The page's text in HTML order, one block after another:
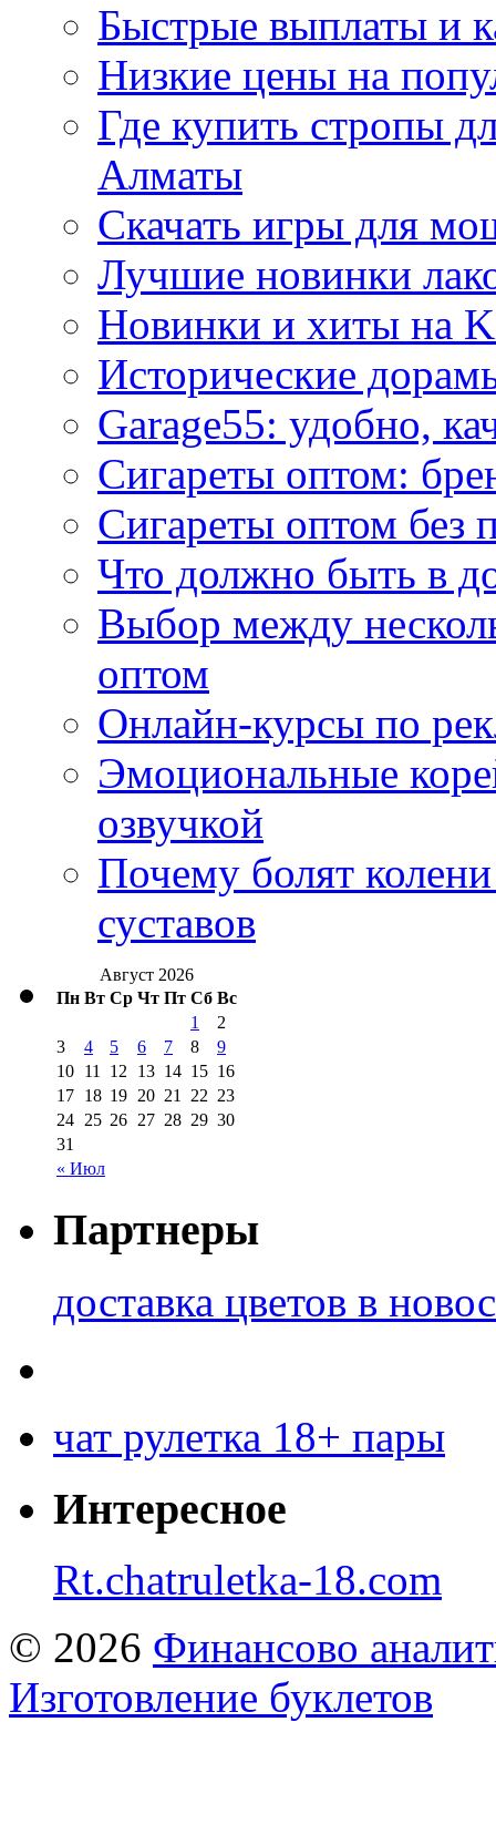
Быстрые выплаты и
Низкие цены на
Где купить стропы
Алматы
Скачать игры для
Лучшие новинки
Новинки и хиты на
Исторические
Garage55: удобно,
Сигареты оптом:
Сигареты оптом без
Что должно быть в
Выбор между
оптом
Онлайн-курсы по
Эмоциональные
озвучкой
Почему болят
суставов
Август 2026
Пн Вт Ср Чт Пт Сб Вс
« Июл
1
2
3
4 5 6 7 8
9
10 11 12 13 14 15 16
17 18 19 20 21 22 23
24 25 26 27 28 29 30
31
Партнеры
доставка цветов в
чат рулетка 18+ пары
Интересное
Rt.chatruletka-18.com
© 2026 Финансово
Изготовление буклетов